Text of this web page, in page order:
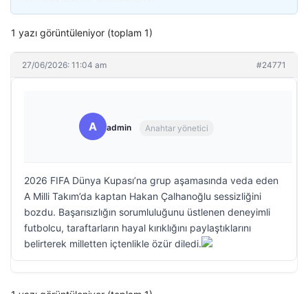
1 yazı görüntüleniyor (toplam 1)
27/06/2026: 11:04 am #24771
A admin Anahtar yönetici
2026 FIFA Dünya Kupası’na grup aşamasında veda eden
A Milli Takım’da kaptan Hakan Çalhanoğlu sessizliğini
bozdu. Başarısızlığın sorumluluğunu üstlenen deneyimli
futbolcu, taraftarların hayal kırıklığını paylaştıklarını
belirterek milletten içtenlikle özür diledi.